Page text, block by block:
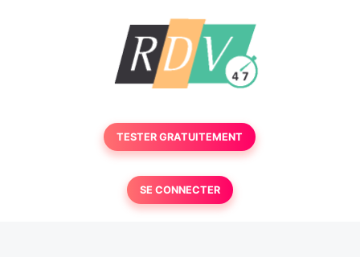
TESTER GRATUITEMENT
SE CONNECTER